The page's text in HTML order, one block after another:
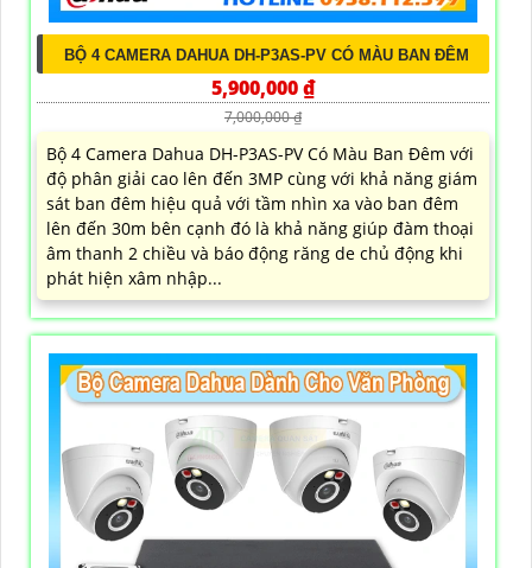
BỘ 4 CAMERA DAHUA DH-P3AS-PV CÓ MÀU BAN ĐÊM
5,900,000 ₫
7,000,000 ₫
Bộ 4 Camera Dahua DH-P3AS-PV Có Màu Ban Đêm với
độ phân giải cao lên đến 3MP cùng với khả năng giám
sát ban đêm hiệu quả với tầm nhìn xa vào ban đêm
lên đến 30m bên cạnh đó là khả năng giúp đàm thoại
âm thanh 2 chiều và báo động răng de chủ động khi
phát hiện xâm nhập...